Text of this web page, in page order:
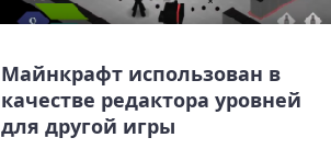
Майнкрафт использован в
качестве редактора уровней
для другой игры